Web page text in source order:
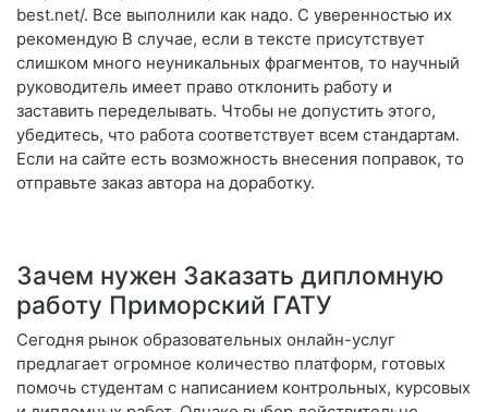
best.net/. Все выполнили как надо. С уверенностью их
рекомендую В случае, если в тексте присутствует
слишком много неуникальных фрагментов, то научный
руководитель имеет право отклонить работу и
заставить переделывать. Чтобы не допустить этого,
убедитесь, что работа соответствует всем стандартам.
Если на сайте есть возможность внесения поправок, то
отправьте заказ автора на доработку.
Зачем нужен Заказать дипломную
работу Приморский ГАТУ
Сегодня рынок образовательных онлайн-услуг
предлагает огромное количество платформ, готовых
помочь студентам с написанием контрольных, курсовых